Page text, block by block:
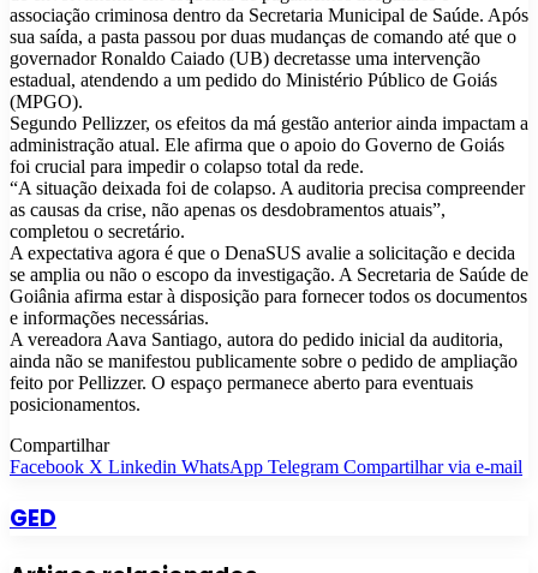
associação criminosa dentro da Secretaria Municipal de Saúde. Após
sua saída, a pasta passou por duas mudanças de comando até que o
governador Ronaldo Caiado (UB) decretasse uma intervenção
estadual, atendendo a um pedido do Ministério Público de Goiás
(MPGO).
Segundo Pellizzer, os efeitos da má gestão anterior ainda impactam a
administração atual. Ele afirma que o apoio do Governo de Goiás
foi crucial para impedir o colapso total da rede.
“A situação deixada foi de colapso. A auditoria precisa compreender
as causas da crise, não apenas os desdobramentos atuais”,
completou o secretário.
A expectativa agora é que o DenaSUS avalie a solicitação e decida
se amplia ou não o escopo da investigação. A Secretaria de Saúde de
Goiânia afirma estar à disposição para fornecer todos os documentos
e informações necessárias.
A vereadora Aava Santiago, autora do pedido inicial da auditoria,
ainda não se manifestou publicamente sobre o pedido de ampliação
feito por Pellizzer. O espaço permanece aberto para eventuais
posicionamentos.
Compartilhar
Facebook X Linkedin WhatsApp Telegram Compartilhar via e-mail
GED